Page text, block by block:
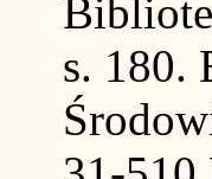
s. 180.